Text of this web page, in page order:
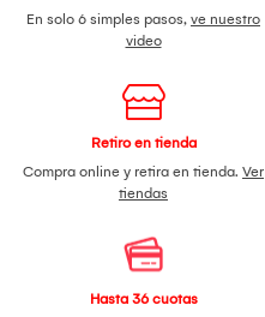
En solo 6 simples pasos, ve nuestro
video
Retiro en tienda
Compra online y retira en tienda. Ver
tiendas
Hasta 36 cuotas